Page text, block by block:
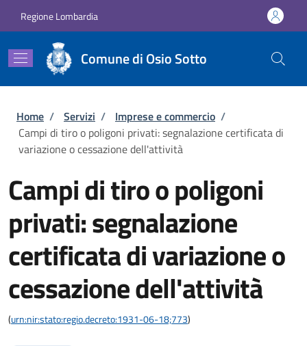
Regione Lombardia
Comune di Osio Sotto
Briciole di pane
Home / Servizi / Imprese e commercio /
Campi di tiro o poligoni privati: segnalazione certificata di
variazione o cessazione dell'attività
Campi di tiro o poligoni
privati: segnalazione
certificata di variazione o
cessazione dell'attività
(urn:nir:stato:regio.decreto:1931-06-18;773)